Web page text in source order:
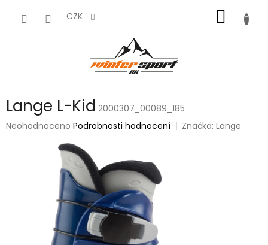
CZK
KOŠÍK
Lange L-Kid 2000307_00089_185
Průměrné
Neohodnoceno Podrobnosti hodnocení Značka:Lange